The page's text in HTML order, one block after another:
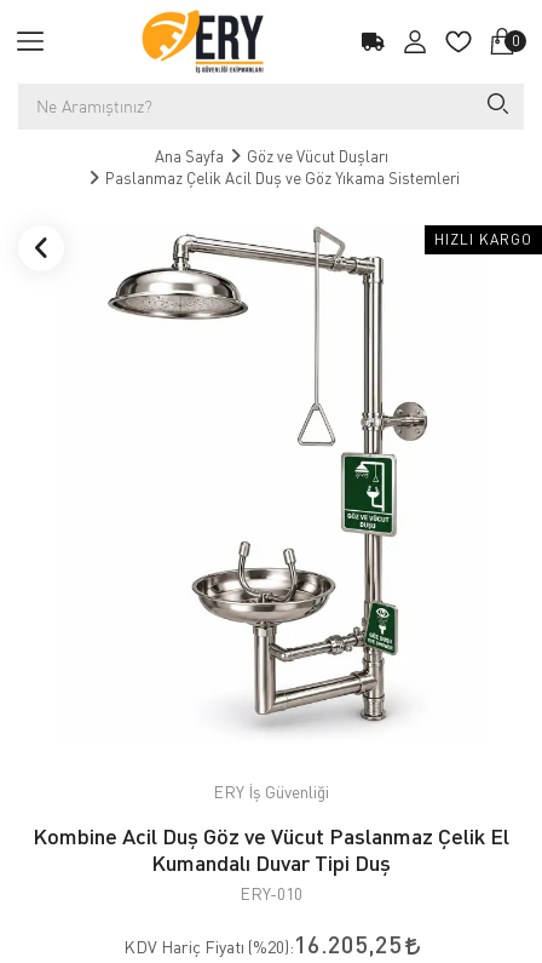
0
Ana Sayfa
Göz ve Vücut Duşları
Paslanmaz Çelik Acil Duş ve Göz Yıkama Sistemleri
HIZLI KARGO
ERY İş Güvenliği
Kombine Acil Duş Göz ve Vücut Paslanmaz Çelik El
Kumandalı Duvar Tipi Duş
ERY-010
KDV Hariç Fiyatı (%20):16.205,25